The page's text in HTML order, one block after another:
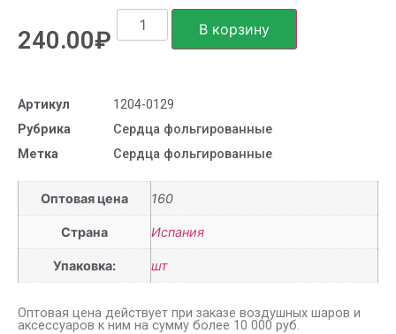
240.00₽ В корзину
Артикул
1204-0129
Рубрика
Сердца фольгированные
Метка
Сердца фольгированные
Оптовая цена 160
Страна Испания
Упаковка: шт
Оптовая цена действует при заказе воздушных шаров и
аксессуаров к ним на сумму более 10 000 руб.